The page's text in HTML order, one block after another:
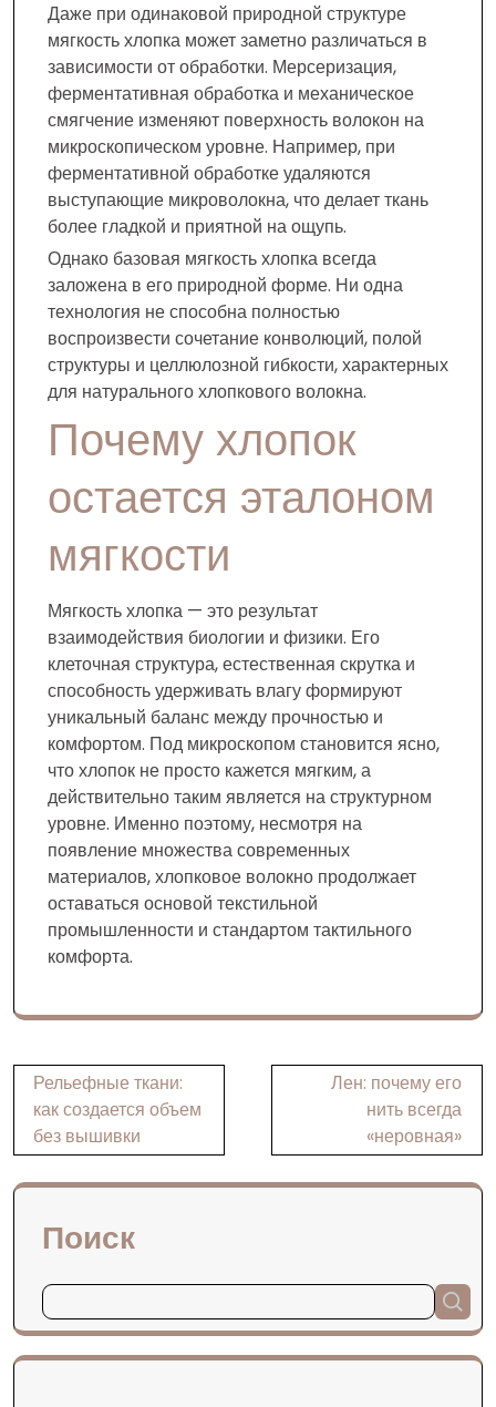
Даже при одинаковой природной структуре
мягкость хлопка может заметно различаться в
зависимости от обработки. Мерсеризация,
ферментативная обработка и механическое
смягчение изменяют поверхность волокон на
микроскопическом уровне. Например, при
ферментативной обработке удаляются
выступающие микроволокна, что делает ткань
более гладкой и приятной на ощупь.
Однако базовая мягкость хлопка всегда
заложена в его природной форме. Ни одна
технология не способна полностью
воспроизвести сочетание конволюций, полой
структуры и целлюлозной гибкости, характерных
для натурального хлопкового волокна.
Почему хлопок
остается эталоном
мягкости
Мягкость хлопка — это результат
взаимодействия биологии и физики. Его
клеточная структура, естественная скрутка и
способность удерживать влагу формируют
уникальный баланс между прочностью и
комфортом. Под микроскопом становится ясно,
что хлопок не просто кажется мягким, а
действительно таким является на структурном
уровне. Именно поэтому, несмотря на
появление множества современных
материалов, хлопковое волокно продолжает
оставаться основой текстильной
промышленности и стандартом тактильного
комфорта.
Навигация
по
записям
Рельефные ткани:
как создается объем
без вышивки
Лен: почему его
нить всегда
«неровная»
Поиск